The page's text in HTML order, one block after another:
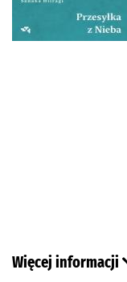
Więcej informacji